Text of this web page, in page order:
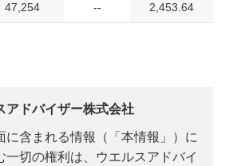
47,254 -- 2,453.64
アドバイザー株式会社
に含まれる情報（「本情報」）に
一切の権利は、ウエルスアドバイ